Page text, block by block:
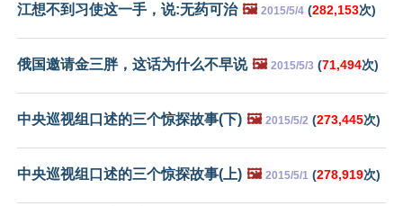
江想不到习使这一手，说:无药可治 🖼️ 2015/5/4 (282,153次)
俄国邀请金三胖，这话为什么不早说 🖼️ 2015/5/3 (71,494次)
中央巡视组口述的三个惊探故事(下) 🖼️ 2015/5/2 (273,445次)
中央巡视组口述的三个惊探故事(上) 🖼️ 2015/5/1 (278,919次)